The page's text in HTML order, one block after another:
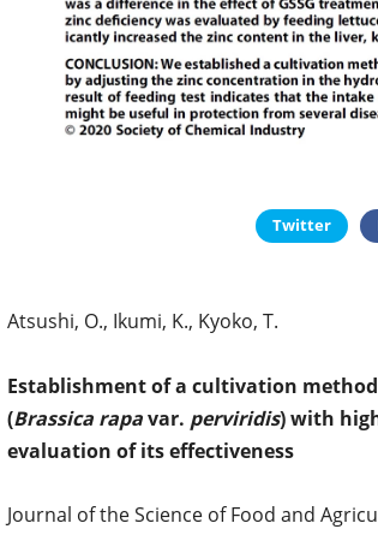
Twitter
Atsushi, O., Ikumi, K., Kyoko, T.
Establishment of a cultivation
(Brassica rapavar. perviridis) with
evaluation of its effectiveness
Journal of the Science of Food and